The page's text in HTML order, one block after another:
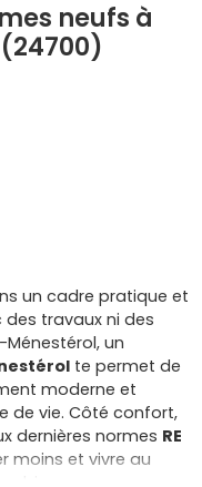
neufs à
un cadre pratique et
travaux ni des
un
te permet de
moderne et
de vie. Côté confort,
dernières normes RE
moins et vivre au
bien vues